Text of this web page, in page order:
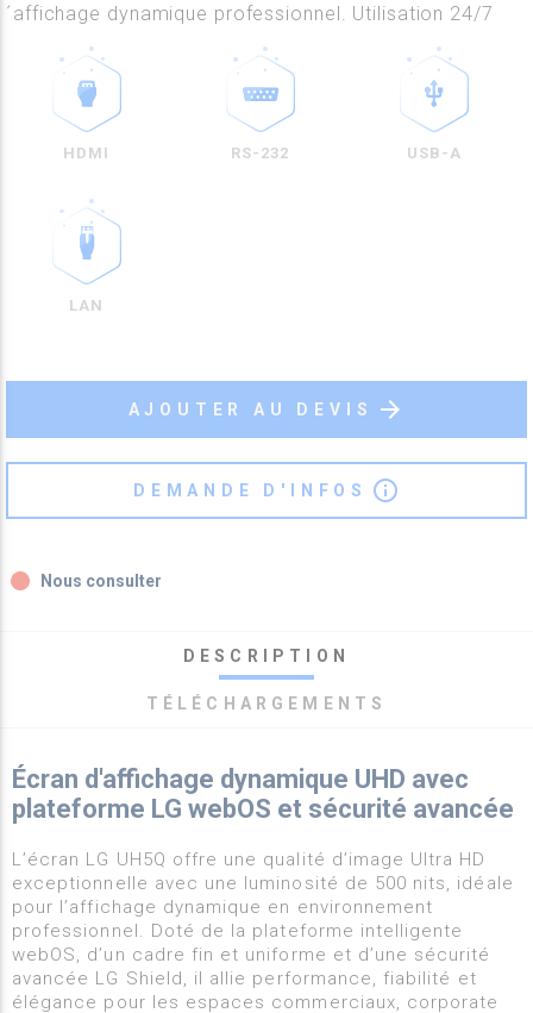
´affichage dynamique professionnel. Utilisation 24/7
HDMI RS-232 USB-A
LAN
AJOUTER AU DEVIS arrow_forward
DEMANDE D'INFOS info_outline
fiber_manual_record Nous consulter
DESCRIPTION
TÉLÉCHARGEMENTS
Écran d'affichage dynamique UHD avec
plateforme LG webOS et sécurité avancée
L’écran LG UH5Q offre une qualité d’image Ultra HD
exceptionnelle avec une luminosité de 500 nits, idéale
pour l’affichage dynamique en environnement
professionnel. Doté de la plateforme intelligente
webOS, d’un cadre fin et uniforme et d’une sécurité
avancée LG Shield, il allie performance, fiabilité et
élégance pour les espaces commerciaux, corporate